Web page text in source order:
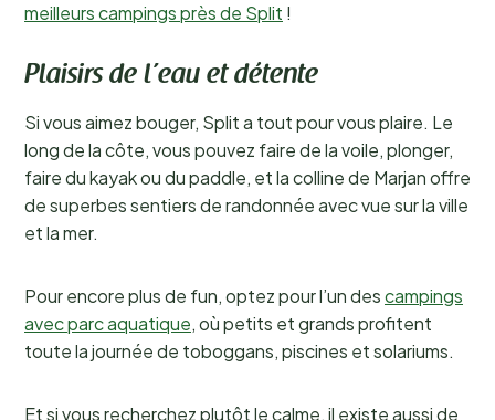
meilleurs campings près de Split !
Plaisirs de l’eau et détente
Si vous aimez bouger, Split a tout pour vous plaire. Le
long de la côte, vous pouvez faire de la voile, plonger,
faire du kayak ou du paddle, et la colline de Marjan offre
de superbes sentiers de randonnée avec vue sur la ville
et la mer.
Pour encore plus de fun, optez pour l’un descampings
avec parc aquatique, où petits et grands profitent
toute la journée de toboggans, piscines et solariums.
Et si vous recherchez plutôt le calme, il existe aussi de